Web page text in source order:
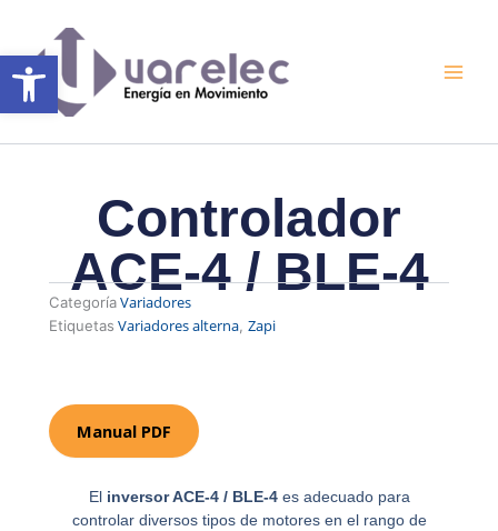
Abrir barra de herramientas
contenido
Controlador
ACE-4 / BLE-4
Categoría Variadores
Etiquetas Variadores alterna ,Zapi
Manual PDF
El inversor ACE-4 / BLE-4es adecuado para
controlar diversos tipos de motores en el rango de